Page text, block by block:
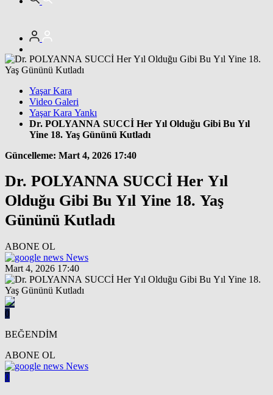
Yaşar Kara
Video Galeri
Yaşar Kara Yankı
Dr. POLYANNA SUCCİ Her Yıl Olduğu Gibi Bu Yıl
Yine 18. Yaş Gününü Kutladı
Güncelleme: Mart 4, 2026 17:40
Dr. POLYANNA SUCCİ Her Yıl
Olduğu Gibi Bu Yıl Yine 18. Yaş
Gününü Kutladı
ABONE OL
News
Mart 4, 2026 17:40
0
BEĞENDİM
ABONE OL
News
0